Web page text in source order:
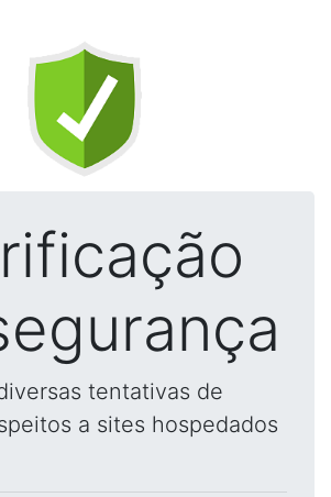
tentativas de
a sites hospedados